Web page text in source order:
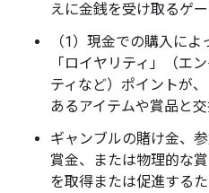
えに金銭を受け取るゲー
（1）現金での購入に
「ロイヤリティ」（エ
ティなど）ポイントが
あるアイテムや賞品と交
ギャンブルの賭け金、
賞金、または物理的な
を取得または促進する